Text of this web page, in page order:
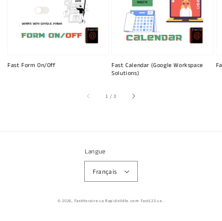
Fast Form On/Off
Fast Calendar (Google Workspace
Solutions)
1 /sur
3
Langue
Français
© 2026, FastHoraire.ca RapidoVélo.com Fast123.ca .